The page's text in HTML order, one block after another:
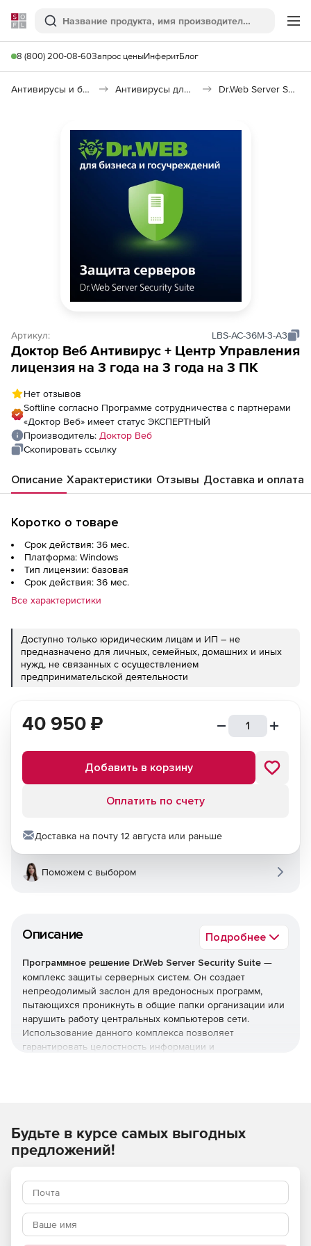
Softline
Поиск
8 (800) 200-08-60Запрос ценыИнферитБлог
Антивирусы и безопасность Антивирусы для организаций Dr.Web Server Security Suite Base Price
Артикул: LBS-AC-36M-3-A3
Доктор Веб Антивирус + Центр Управления
лицензия на 3 года на 3 года на 3 ПК
Нет отзывов
Softline согласно Программе сотрудничества с партнерами
«Доктор Веб» имеет статус ЭКСПЕРТНЫЙ
Производитель: Доктор Веб
Скопировать ссылку
Описание Характеристики Отзывы Доставка и оплата
Коротко о товаре
Срок действия: 36 мес.
Платформа: Windows
Тип лицензии: базовая
Срок действия: 36 мес.
Все характеристики
Доступно только юридическим лицам и ИП – не
предназначено для личных, семейных, домашних и иных
нужд, не связанных с осуществлением
предпринимательской деятельности
Описание Подробнее
Программное решение Dr.Web Server Security Suite —
комплекс защиты серверных систем. Он создает
непреодолимый заслон для вредоносных программ,
пытающихся проникнуть в общие папки организации или
нарушить работу центральных компьютеров сети.
Использование данного комплекса позволяет
гарантировать целостность информации и
05 Добыча угля
06 Добыча нефти и природного газа
08.99.32 Добыча алмазов
40 950 ₽
Добавить в корзину
Оплатить по счету
Доставка на почту 12 августа или раньше
Поможем с выбором
Будьте в курсе самых выгодных
предложений!